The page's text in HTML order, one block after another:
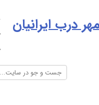
درب ایرانیان